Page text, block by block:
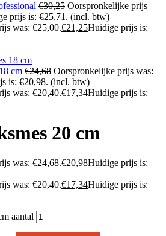
€30,25 Oorspronkelijke prijs
prijs is: €25,71. (incl. btw)
was: €25,00.€21,25Huidige prijs is:
cm €24,68 Oorspronkelijke prijs was:
is: €20,98. (incl. btw)
was: €20,40.€17,34Huidige prijs is:
20 cm
was: €24,68.€20,98Huidige prijs is:
was: €20,40.€17,34Huidige prijs is:
aantal